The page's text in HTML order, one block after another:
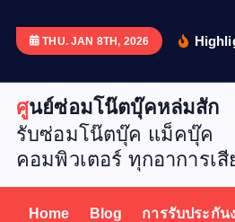
p
THU. JAN 8TH, 2026
ศูนย์ซ่อมโน๊ตบุ๊คหล่มสัก
รับซ่อมโน๊ตบุ๊ค แม็คบุ๊ค
คอมพิวเตอร์ ทุกอาการเสี
Home Blog การรับประกัน